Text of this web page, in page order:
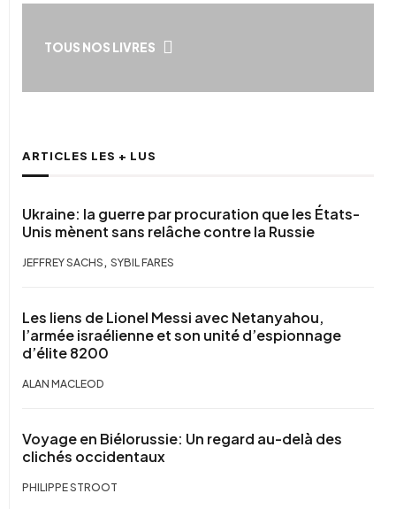
TOUS NOS LIVRES
ARTICLES LES + LUS
Ukraine: la guerre par procuration que les États-
Unis mènent sans relâche contre la Russie
JEFFREY SACHS , SYBIL FARES
Les liens de Lionel Messi avec Netanyahou,
l’armée israélienne et son unité d’espionnage
d’élite 8200
ALAN MACLEOD
Voyage en Biélorussie: Un regard au-delà des
clichés occidentaux
PHILIPPE STROOT